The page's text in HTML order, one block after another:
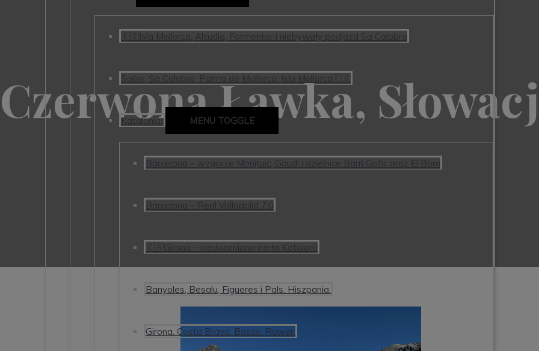
🇪🇸Isla Mallorca, Alcudia, Formentor i niebywały podjazd Sa Calobra
Soller, Sa Calobra, Palma de Mallorca. Isla Mallorca🇪🇸
Katalonia MENU TOGGLE
Barcelona – wzgórze Monjtuic, Gaudi i dzielnice Barri Gotic oraz El Born
Barcelona – Real Valladolid 7:0
🇪🇦Girona – niedoceniana perła Katalonii
Banyoles, Besalu, Figueres i Pals. Hiszpania.
Girona. Costa Brava. Basso. Rower.
Czerwona Ławka,